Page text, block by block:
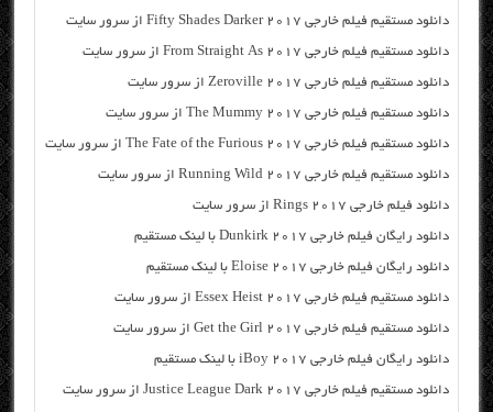
دانلود مستقیم فیلم خارجی Fifty Shades Darker 2017 از سرور سایت
دانلود مستقیم فیلم خارجی From Straight As 2017 از سرور سایت
دانلود مستقیم فیلم خارجی Zeroville 2017 از سرور سایت
دانلود مستقیم فیلم خارجی The Mummy 2017 از سرور سایت
دانلود مستقیم فیلم خارجی The Fate of the Furious 2017 از سرور سایت
دانلود مستقیم فیلم خارجی Running Wild 2017 از سرور سایت
دانلود فیلم خارجی Rings 2017 از سرور سایت
دانلود رایگان فیلم خارجی Dunkirk 2017 با لینک مستقیم
دانلود رایگان فیلم خارجی Eloise 2017 با لینک مستقیم
دانلود مستقیم فیلم خارجی Essex Heist 2017 از سرور سایت
دانلود مستقیم فیلم خارجی Get the Girl 2017 از سرور سایت
دانلود رایگان فیلم خارجی iBoy 2017 با لینک مستقیم
دانلود مستقیم فیلم خارجی Justice League Dark 2017 از سرور سایت